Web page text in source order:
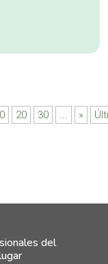
20 30 »
del